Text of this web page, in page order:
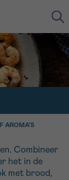
AROMA’S
Combineer
het in de
met brood,
STA
je vragen